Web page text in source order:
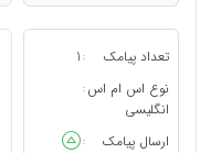
تعداد پیامک :
1
نوع اس ام اس :
انگلیسی
ارسال پیامک
: